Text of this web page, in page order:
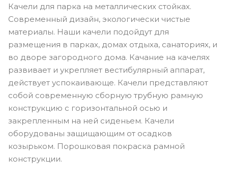
Качели для парка на металлических стойках.
Современный дизайн, экологически чистые
материалы. Наши качели подойдут для
размещения в парках, домах отдыха, санаториях, и
во дворе загородного дома. Качание на качелях
развивает и укрепляет вестибулярный аппарат,
действует успокаивающе. Качели представляют
собой современную сборную трубную рамную
конструкцию с горизонтальной осью и
закрепленным на ней сиденьем. Качели
оборудованы защищающим от осадков
козырьком. Порошковая покраска рамной
конструкции.